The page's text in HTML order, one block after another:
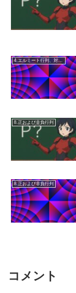
4.エルミート行列、対称行列、合同行列
8.正および非負行列
8.正および非負行列
コメント